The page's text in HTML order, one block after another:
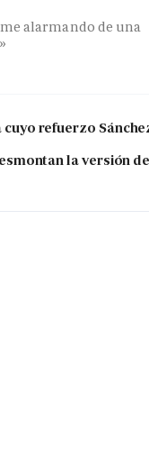
alarmando de una
refuerzo
la versión